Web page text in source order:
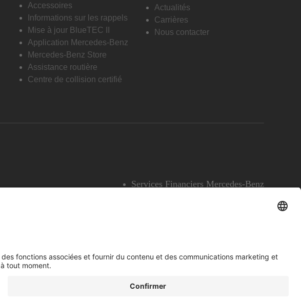
Accessoires
Informations sur les rappels
Mise à jour BlueTEC II
Application Mercedes-Benz
Mercedes-Benz Store
Assistance routière
Centre de collision certifié
Actualités
Carrières
Nous contacter
Services Financiers Mercedes-Benz